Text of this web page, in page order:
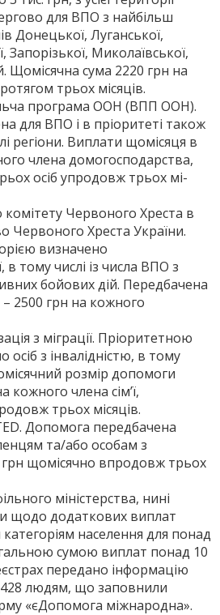
для ВПО з найбільш
Донецької, Луганської,
Запорізької, Миколаївської,
Щомісячна сума 2220 грн на
трьох місяців.
програма ООН (ВПП ООН).
для ВПО і в пріоритеті також
регіони. Виплати щомісяця в
члена домогосподарства,
осіб упродовж трьох мі­
комітету Червоного Хреста в
Червоного Хрес­та України.
визначено
в тому числі із числа ВПО з
бойових дій. Передбачена
2500 грн на кожного
з міграції. Пріоритетною
осіб з інвалідністю, в тому
розмір допомоги
кожного члена сім’ї,
трьох місяців.
Допомога передбачена
та/або особам з
грн щомісячно впродовж трьох
міністерства, нині
щодо додаткових виплат
на­селення для понад
сумою виплат понад 10
передано інформацію
428 людям, що заповнили
«єДопомога міжнародна».